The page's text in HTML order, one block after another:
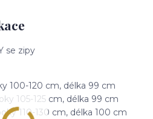
se zipy
100-120 cm, délka 99 cm
105-125 cm, délka 99 cm
110-130 cm, délka 100 cm